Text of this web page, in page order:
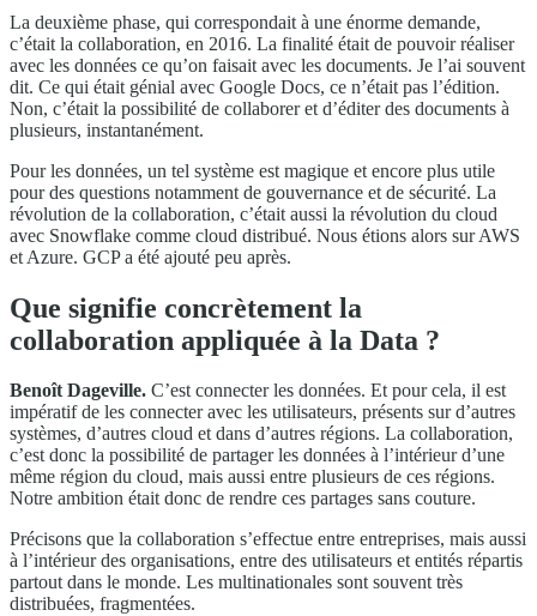
La deuxième phase, qui correspondait à une énorme demande,
c’était la collaboration, en 2016. La finalité était de pouvoir réaliser
avec les données ce qu’on faisait avec les documents. Je l’ai souvent
dit. Ce qui était génial avec Google Docs, ce n’était pas l’édition.
Non, c’était la possibilité de collaborer et d’éditer des documents à
plusieurs, instantanément.
Pour les données, un tel système est magique et encore plus utile
pour des questions notamment de gouvernance et de sécurité. La
révolution de la collaboration, c’était aussi la révolution du cloud
avec Snowflake comme cloud distribué. Nous étions alors sur AWS
et Azure. GCP a été ajouté peu après.
Que signifie concrètement la
collaboration appliquée à la Data ?
Benoît Dageville. C’est connecter les données. Et pour cela, il est
impératif de les connecter avec les utilisateurs, présents sur d’autres
systèmes, d’autres cloud et dans d’autres régions. La collaboration,
c’est donc la possibilité de partager les données à l’intérieur d’une
même région du cloud, mais aussi entre plusieurs de ces régions.
Notre ambition était donc de rendre ces partages sans couture.
Précisons que la collaboration s’effectue entre entreprises, mais aussi
à l’intérieur des organisations, entre des utilisateurs et entités répartis
partout dans le monde. Les multinationales sont souvent très
distribuées, fragmentées.